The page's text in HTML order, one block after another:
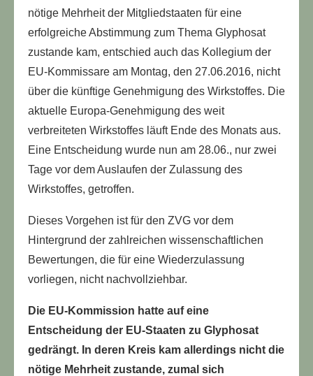
nötige Mehrheit der Mitgliedstaaten für eine
erfolgreiche Abstimmung zum Thema Glyphosat
zustande kam, entschied auch das Kollegium der
EU-Kommissare am Montag, den 27.06.2016, nicht
über die künftige Genehmigung des Wirkstoffes. Die
aktuelle Europa-Genehmigung des weit
verbreiteten Wirkstoffes läuft Ende des Monats aus.
Eine Entscheidung wurde nun am 28.06., nur zwei
Tage vor dem Auslaufen der Zulassung des
Wirkstoffes, getroffen.
Dieses Vorgehen ist für den ZVG vor dem
Hintergrund der zahlreichen wissenschaftlichen
Bewertungen, die für eine Wiederzulassung
vorliegen, nicht nachvollziehbar.
Die EU-Kommission hatte auf eine
Entscheidung der EU-Staaten zu Glyphosat
gedrängt. In deren Kreis kam allerdings nicht die
nötige Mehrheit zustande, zumal sich